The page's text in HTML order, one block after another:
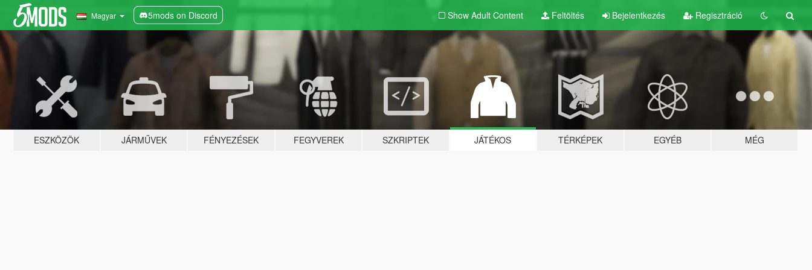
Magyar 5mods on Discord Show Adult Content Feltöltés Bejelentkezés Regisztráció
ESZKÖZÖK JÁRMŰVEK FÉNYEZÉSEK FEGYVEREK SZKRIPTEK JÁTÉKOS TÉRKÉPEK EGYÉB MÉG